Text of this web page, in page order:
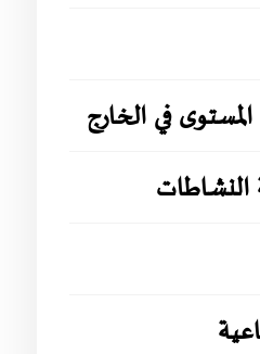
في الخارج